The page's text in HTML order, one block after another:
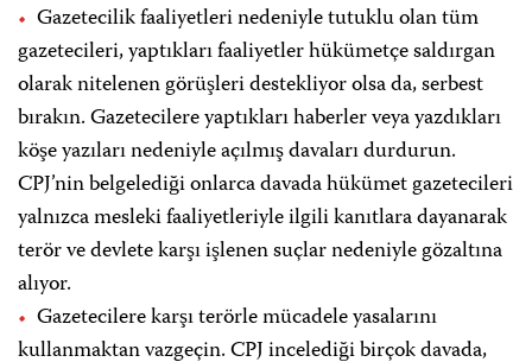
Gazetecilik faaliyetleri nedeniyle tutuklu olan tüm
gazetecileri, yaptıkları faaliyetler hükümetçe saldırgan
olarak nitelenen görüşleri destekliyor olsa da, serbest
bırakın. Gazetecilere yaptıkları haberler veya yazdıkları
köşe yazıları nedeniyle açılmış davaları durdurun.
CPJ’nin belgelediği onlarca davada hükümet gazetecileri
yalnızca mesleki faaliyetleriyle ilgili kanıtlara dayanarak
terör ve devlete karşı işlenen suçlar nedeniyle gözaltına
alıyor.
Gazetecilere karşı terörle mücadele yasalarını
kullanmaktan vazgeçin. CPJ incelediği birçok davada,